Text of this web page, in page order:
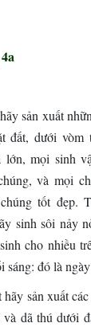
sản xuất
đất, dưới vòm
lớn, mọi sinh
và mọi
tốt đẹp.
sinh sôi nảy
cho nhiều
đó là
sản xuất
dã thú dưới